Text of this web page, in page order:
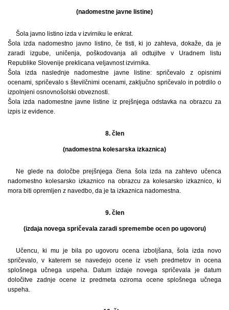
(nadomestne javne listine)
Šola javno listino izda v izvirniku le enkrat.
Šola izda nadomestno javno listino, če tisti, ki jo zahteva, dokaže, da je
zaradi izgube, uničenja, poškodovanja ali odtujitve v Uradnem listu
Republike Slovenije preklicana veljavnost izvirnika.
Šola izda naslednje nadomestne javne listine: spričevalo z opisnimi
ocenami, spričevalo s številčnimi ocenami, zaključno spričevalo in potrdilo o
izpolnjeni osnovnošolski obveznosti.
Šola izda nadomestne javne listine iz prejšnjega odstavka na obrazcu za
izpis iz evidence.
8. člen
(nadomestna kolesarska izkaznica)
Ne glede na določbe prejšnjega člena šola izda na zahtevo učenca
nadomestno kolesarsko izkaznico na obrazcu za kolesarsko izkaznico, ki
mora biti opremljen z navedbo, da je ta izkaznica nadomestna.
9. člen
(izdaja novega spričevala zaradi spremembe ocen po ugovoru)
Učencu, ki mu je bila po ugovoru ocena izboljšana, šola izda novo
spričevalo, v katerem se navedejo ocene iz vseh predmetov in ocena
splošnega učnega uspeha. Datum izdaje novega spričevala je datum
določitve zadnje ocene iz predmeta oziroma ocene splošnega učnega
uspeha.